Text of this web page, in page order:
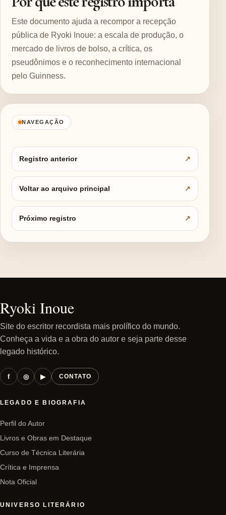
Este documento ajuda a recompor a recepção
pública de Ryoki Inoue: a escala de produção, o
mercado de livros de bolso, a crítica, os
pseudônimos e o reconhecimento internacional
pelo Guinness.
NAVEGAÇÃO
Registro anterior
Voltar ao arquivo principal
Próximo registro
Ryoki Inoue
Site do escritor recordista mais prolífico do mundo.
Conheça a vida e a obra do autor e seja parte desse
legado histórico.
f ◎ ▶ CONTATO
LEGADO E BIOGRAFIA
Perfil do Autor
Livros e Obras em Destaque
Curso de Técnica Literária
Crítica e Imprensa
Nota Oficial
UNIVERSO LITERÁRIO